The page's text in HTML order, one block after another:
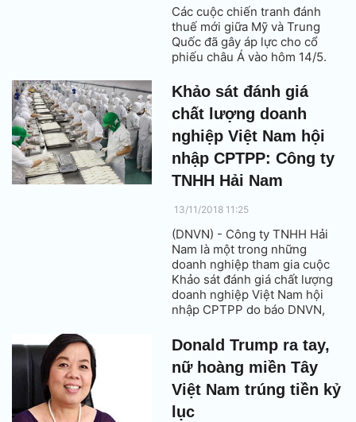
Các cuộc chiến tranh đánh
thuế mới giữa Mỹ và Trung
Quốc đã gây áp lực cho cổ
phiếu châu Á vào hôm 14/5.
Khảo sát đánh giá
chất lượng doanh
nghiệp Việt Nam hội
nhập CPTPP: Công ty
TNHH Hải Nam
13/11/2018 11:25
(DNVN) - Công ty TNHH Hải
Nam là một trong những
doanh nghiệp tham gia cuộc
Khảo sát đánh giá chất lượng
doanh nghiệp Việt Nam hội
nhập CPTPP do báo DNVN,
vừa cùng với các đơn vị liên
quan tổ chức.
Donald Trump ra tay,
nữ hoàng miền Tây
Việt Nam trúng tiền kỷ
lục